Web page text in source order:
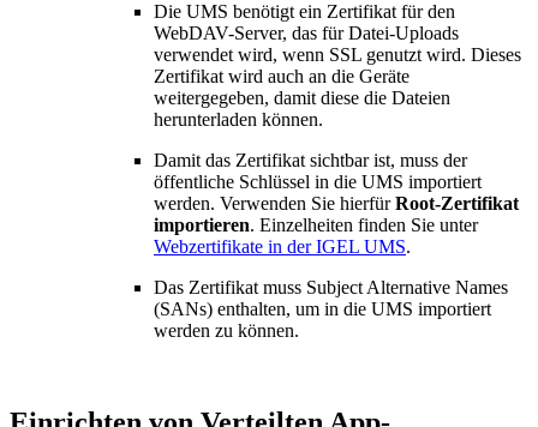
Die UMS benötigt ein Zertifikat für den
WebDAV-Server, das für Datei-Uploads
verwendet wird, wenn SSL genutzt wird. Dieses
Zertifikat wird auch an die Geräte
weitergegeben, damit diese die Dateien
herunterladen können.
Damit das Zertifikat sichtbar ist, muss der
öffentliche Schlüssel in die UMS importiert
werden. Verwenden Sie hierfürRoot-Zertifikat
importieren. Einzelheiten finden Sie unter
Webzertifikate in der IGEL UMS.
Das Zertifikat muss Subject Alternative Names
(SANs) enthalten, um in die UMS importiert
werden zu können.